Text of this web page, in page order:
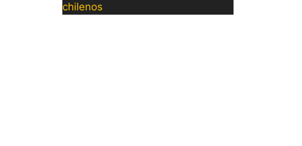
chilenos